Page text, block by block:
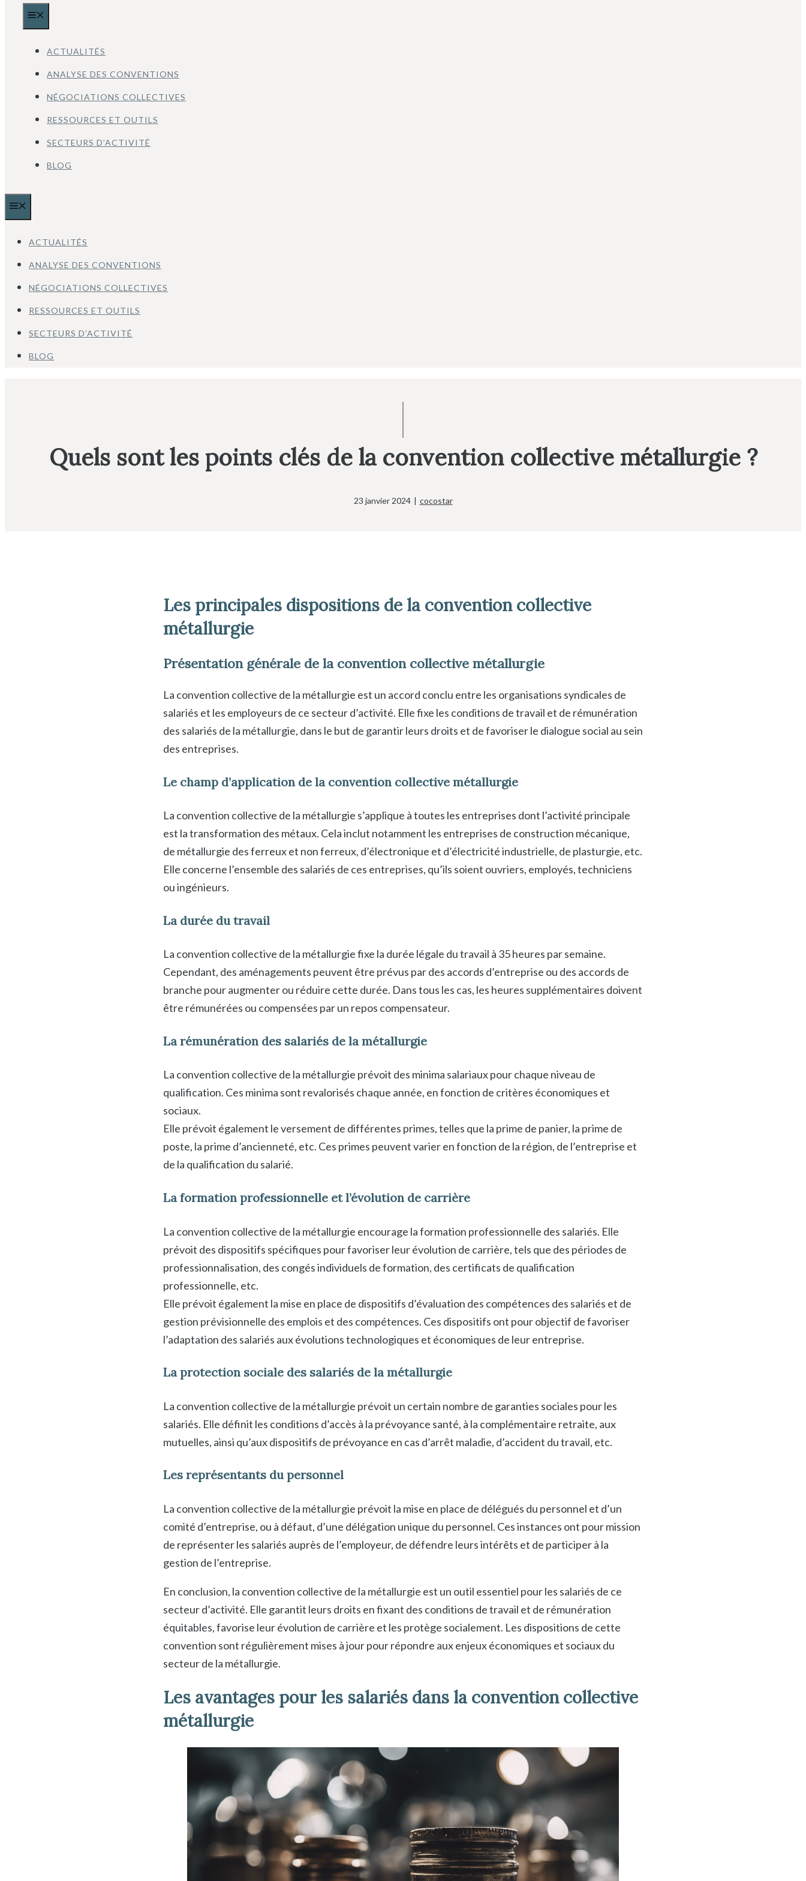
ACTUALITÉS
ANALYSE DES CONVENTIONS
NÉGOCIATIONS COLLECTIVES
RESSOURCES ET OUTILS
SECTEURS D’ACTIVITÉ
BLOG
ACTUALITÉS
ANALYSE DES CONVENTIONS
NÉGOCIATIONS COLLECTIVES
RESSOURCES ET OUTILS
SECTEURS D’ACTIVITÉ
BLOG
Quels sont les points clés de la convention collective métallurgie ?
23 janvier 2024 cocostar
Les principales dispositions de la convention collective
métallurgie
Présentation générale de la convention collective métallurgie
La convention collective de la métallurgie est un accord conclu entre les organisations syndicales de
salariés et les employeurs de ce secteur d’activité. Elle fixe les conditions de travail et de rémunération
des salariés de la métallurgie, dans le but de garantir leurs droits et de favoriser le dialogue social au sein
des entreprises.
Le champ d’application de la convention collective métallurgie
La convention collective de la métallurgie s’applique à toutes les entreprises dont l’activité principale
est la transformation des métaux. Cela inclut notamment les entreprises de construction mécanique,
de métallurgie des ferreux et non ferreux, d’électronique et d’électricité industrielle, de plasturgie, etc.
Elle concerne l’ensemble des salariés de ces entreprises, qu’ils soient ouvriers, employés, techniciens
ou ingénieurs.
La durée du travail
La convention collective de la métallurgie fixe la durée légale du travail à 35 heures par semaine.
Cependant, des aménagements peuvent être prévus par des accords d’entreprise ou des accords de
branche pour augmenter ou réduire cette durée. Dans tous les cas, les heures supplémentaires doivent
être rémunérées ou compensées par un repos compensateur.
La rémunération des salariés de la métallurgie
La convention collective de la métallurgie prévoit des minima salariaux pour chaque niveau de
qualification. Ces minima sont revalorisés chaque année, en fonction de critères économiques et
sociaux.
Elle prévoit également le versement de différentes primes, telles que la prime de panier, la prime de
poste, la prime d’ancienneté, etc. Ces primes peuvent varier en fonction de la région, de l’entreprise et
de la qualification du salarié.
La formation professionnelle et l’évolution de carrière
La convention collective de la métallurgie encourage la formation professionnelle des salariés. Elle
prévoit des dispositifs spécifiques pour favoriser leur évolution de carrière, tels que des périodes de
professionnalisation, des congés individuels de formation, des certificats de qualification
professionnelle, etc.
Elle prévoit également la mise en place de dispositifs d’évaluation des compétences des salariés et de
gestion prévisionnelle des emplois et des compétences. Ces dispositifs ont pour objectif de favoriser
l’adaptation des salariés aux évolutions technologiques et économiques de leur entreprise.
La protection sociale des salariés de la métallurgie
La convention collective de la métallurgie prévoit un certain nombre de garanties sociales pour les
salariés. Elle définit les conditions d’accès à la prévoyance santé, à la complémentaire retraite, aux
mutuelles, ainsi qu’aux dispositifs de prévoyance en cas d’arrêt maladie, d’accident du travail, etc.
Les représentants du personnel
La convention collective de la métallurgie prévoit la mise en place de délégués du personnel et d’un
comité d’entreprise, ou à défaut, d’une délégation unique du personnel. Ces instances ont pour mission
de représenter les salariés auprès de l’employeur, de défendre leurs intérêts et de participer à la
gestion de l’entreprise.
En conclusion, la convention collective de la métallurgie est un outil essentiel pour les salariés de ce
secteur d’activité. Elle garantit leurs droits en fixant des conditions de travail et de rémunération
équitables, favorise leur évolution de carrière et les protège socialement. Les dispositions de cette
convention sont régulièrement mises à jour pour répondre aux enjeux économiques et sociaux du
secteur de la métallurgie.
Les avantages pour les salariés dans la convention collective
métallurgie